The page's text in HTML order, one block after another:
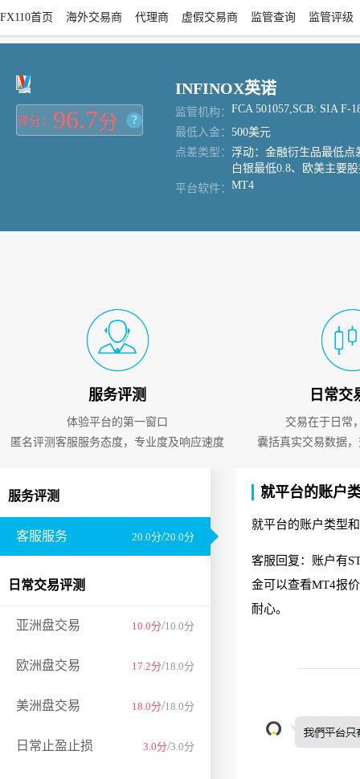
FX110首页 海外交易商 代理商 虚假交易商 监管查询 监管评级
评分： 96.7分 ?
INFINOX英诺
监管机构： FCA 501057,SCB: SIA F-
最低入金： 500美元
点差类型： 浮动：金融衍生品最低点
白银最低0.8、欧美主要
平台软件： MT4
服务评测
体验平台的第一窗口
匿名评测客服服务态度，专业度及响应速度
日常交
交易在于日常
囊括真实交易数据
服务评测
客服服务 20.0分/20.0分
日常交易评测
亚洲盘交易 10.0分/10.0分
欧洲盘交易 17.2分/18.0分
美洲盘交易 18.0分/18.0分
日常止盈止损 3.0分/3.0分
就平台的账户
就平台的账户类型
客服回复：账户有
金可以查看MT4报
耐心。